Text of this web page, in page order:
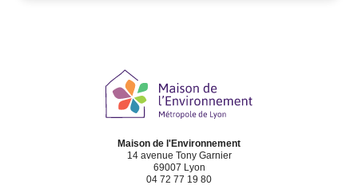
Maison de l'Environnement
14 avenue Tony Garnier
69007 Lyon
04 72 77 19 80